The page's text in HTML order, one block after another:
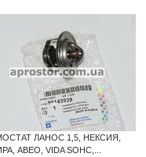
ЛАНОС 1,5, НЕКСИЯ,
АВЕО, VIDA SOHC,...